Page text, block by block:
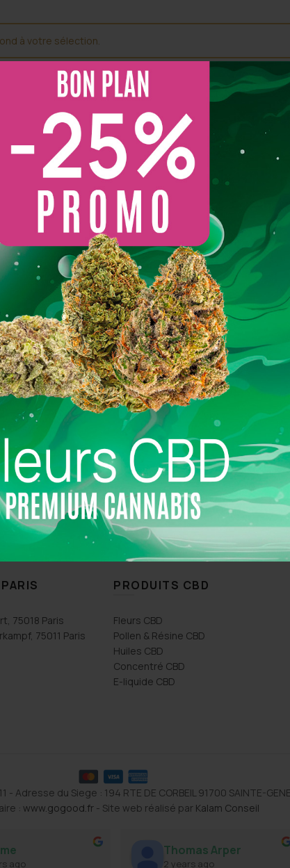
à votre sélection.
Search
for:
en 24h Paiement en ligne 100 % sécurisé
75018 Paris
75011 Paris
PRODUITS CBD
Fleurs CBD
Pollen & Résine CBD
Huiles CBD
Concentré CBD
E-liquide CBD
- Adresse du Siege : 194 RTE DE CORBEIL 91700 SAINTE-
: www.gogood.fr- Site web réalisé par Kalam Conseil
ago
Thomas Arper
2 years ago